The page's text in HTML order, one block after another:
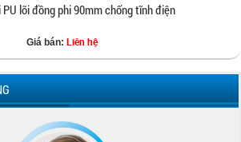
PU lõi đồng phi 90mm chống tĩnh điện
Giá bán: Liên hệ